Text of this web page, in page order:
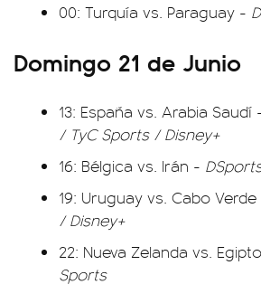
00: Turquía vs. Paraguay -
Domingo 21 de Junio
13: España vs. Arabia Saudí
/ TyC Sports / Disney+
16: Bélgica vs. Irán -
19: Uruguay vs. Cabo
/ Disney+
22: Nueva Zelanda vs.
Sports